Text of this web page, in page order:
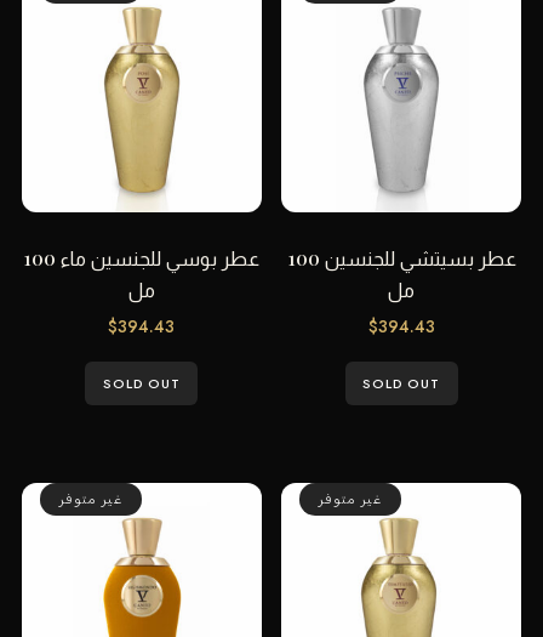
عطر بسيتشي للجنسين 100
مل
$394.43
SOLD OUT
عطر بوسي للجنسين ماء 100
مل
$394.43
SOLD OUT
غير متوفر غير متوفر